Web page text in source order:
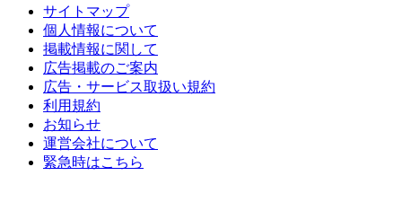
サイトマップ
個人情報について
掲載情報に関して
広告掲載のご案内
広告・サービス取扱い規約
利用規約
お知らせ
運営会社について
緊急時はこちら